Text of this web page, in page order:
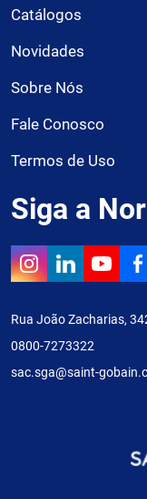
Catálogos
Novidades
Sobre Nós
Fale Conosco
Termos de Uso
Siga a
Rua João Zacharias,
0800-7273322
sac.sga@saint-